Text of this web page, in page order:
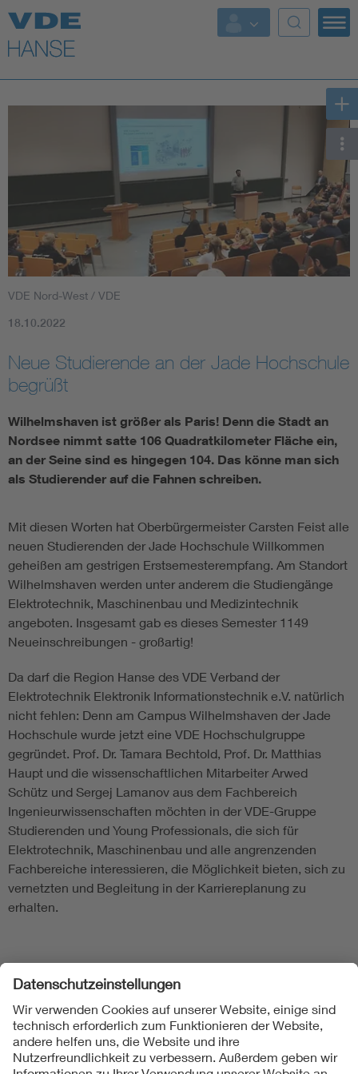
Top Themen
Weitere Themen
VDE Nord-West / VDE
18.10.2022
Neue Studierende an der Jade Hochschule
begrüßt
Wilhelmshaven ist größer als Paris! Denn die Stadt an
Nordsee nimmt satte 106 Quadratkilometer Fläche ein,
an der Seine sind es hingegen 104. Das könne man sich
als Studierender auf die Fahnen schreiben.
Mit diesen Worten hat Oberbürgermeister Carsten Feist alle
neuen Studierenden der Jade Hochschule Willkommen
geheißen am gestrigen Erstsemesterempfang. Am Standort
Wilhelmshaven werden unter anderem die Studiengänge
Elektrotechnik, Maschinenbau und Medizintechnik
angeboten. Insgesamt gab es dieses Semester 1149
Neueinschreibungen - großartig!
Da darf die Region Hanse des VDE Verband der
Elektrotechnik Elektronik Informationstechnik e.V. natürlich
nicht fehlen: Denn am Campus Wilhelmshaven der Jade
Hochschule wurde jetzt eine VDE Hochschulgruppe
gegründet. Prof. Dr. Tamara Bechtold, Prof. Dr. Matthias
Haupt und die wissenschaftlichen Mitarbeiter Arwed
Schütz und Sergej Lamanov aus dem Fachbereich
Ingenieurwissenschaften möchten in der VDE-Gruppe
Studierenden und Young Professionals, die sich für
Elektrotechnik, Maschinenbau und alle angrenzenden
Fachbereiche interessieren, die Möglichkeit bieten, sich zu
vernetzten und Begleitung in der Karriereplanung zu
erhalten.
Folgen Sie uns